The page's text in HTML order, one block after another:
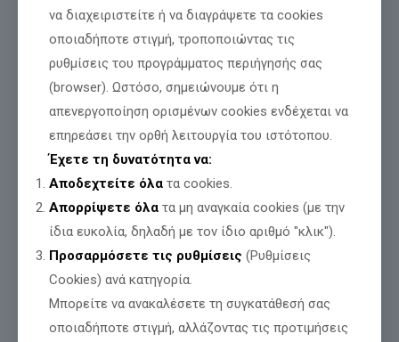
Η περιοχή της Καβάλας βρίσκεται μπροστά σε μια εξαιρετικά
σοβαρή εξέλιξη, που δεν αφορά μόνο ένα τεχνικό ενεργειακό
έργο, αλλά ζητήματα δημόσιας ασφάλειας, περιβαλλοντικής
προστασίας και[…]
Διαβάστε περισσότερα
να διαχειριστείτε ή να διαγράψετε τα cookies
οποιαδήποτε στιγμή, τροποποιώντας τις
ρυθμίσεις του προγράμματος περιήγησής σας
(browser). Ωστόσο, σημειώνουμε ότι η
απενεργοποίηση ορισμένων cookies ενδέχεται να
επηρεάσει την ορθή λειτουργία του ιστότοπου.
Έχετε τη δυνατότητα να:
Αποδεχτείτε όλα τα cookies.
Απορρίψετε όλα τα μη αναγκαία cookies (με την
ίδια ευκολία, δηλαδή με τον ίδιο αριθμό "κλικ").
Προσαρμόσετε τις ρυθμίσεις (Ρυθμίσεις
Cookies) ανά κατηγορία.
Μπορείτε να ανακαλέσετε τη συγκατάθεσή σας
οποιαδήποτε στιγμή, αλλάζοντας τις προτιμήσεις